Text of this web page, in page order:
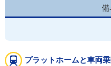
備
プラットホームと車両